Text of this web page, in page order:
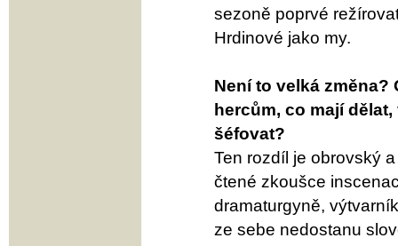
sezoně poprvé
Hrdinové jako my.
Není to velká
hercům, co mají
šéfovat?
Ten rozdíl je obrovský
čtené zkoušce
dramaturgyně,
ze sebe nedostanu